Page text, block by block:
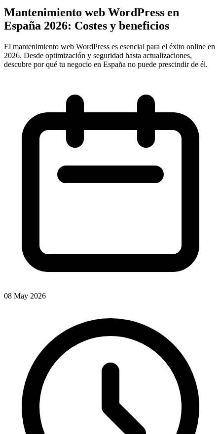
Mantenimiento web WordPress en
España 2026: Costes y beneficios
El mantenimiento web WordPress es esencial para el éxito online en
2026. Desde optimización y seguridad hasta actualizaciones,
descubre por qué tu negocio en España no puede prescindir de él.
08 May 2026